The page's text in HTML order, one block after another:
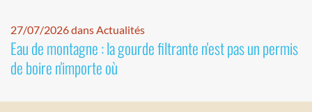
27/07/2026 dans Actualités
Eau de montagne : la gourde filtrante n'est pas un permis
de boire n'importe où